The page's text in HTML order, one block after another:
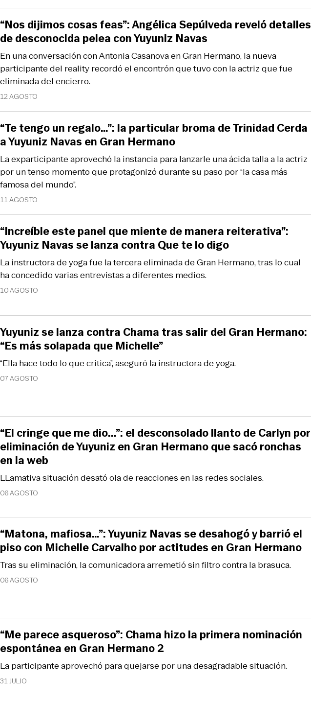
12 AGOSTO
En una conversación con Antonia Casanova en Gran Hermano, la nueva
participante del reality recordó el encontrón que tuvo con la actriz que fue
eliminada del encierro.
“Nos dijimos cosas feas”: Angélica Sepúlveda reveló detalles
de desconocida pelea con Yuyuniz Navas
11 AGOSTO
La exparticipante aprovechó la instancia para lanzarle una ácida talla a la actriz
por un tenso momento que protagonizó durante su paso por “la casa más
famosa del mundo”.
“Te tengo un regalo…”: la particular broma de Trinidad Cerda
a Yuyuniz Navas en Gran Hermano
10 AGOSTO
La instructora de yoga fue la tercera eliminada de Gran Hermano, tras lo cual
ha concedido varias entrevistas a diferentes medios.
“Increíble este panel que miente de manera reiterativa”:
Yuyuniz Navas se lanza contra Que te lo digo
07 AGOSTO
“Ella hace todo lo que critica”, aseguró la instructora de yoga.
Yuyuniz se lanza contra Chama tras salir del Gran Hermano:
“Es más solapada que Michelle”
06 AGOSTO
LLamativa situación desató ola de reacciones en las redes sociales.
“El cringe que me dio...”: el desconsolado llanto de Carlyn por
eliminación de Yuyuniz en Gran Hermano que sacó ronchas
en la web
06 AGOSTO
Tras su eliminación, la comunicadora arremetió sin filtro contra la brasuca.
“Matona, mafiosa…”: Yuyuniz Navas se desahogó y barrió el
piso con Michelle Carvalho por actitudes en Gran Hermano
31 JULIO
La participante aprovechó para quejarse por una desagradable situación.
“Me parece asqueroso”: Chama hizo la primera nominación
espontánea en Gran Hermano 2